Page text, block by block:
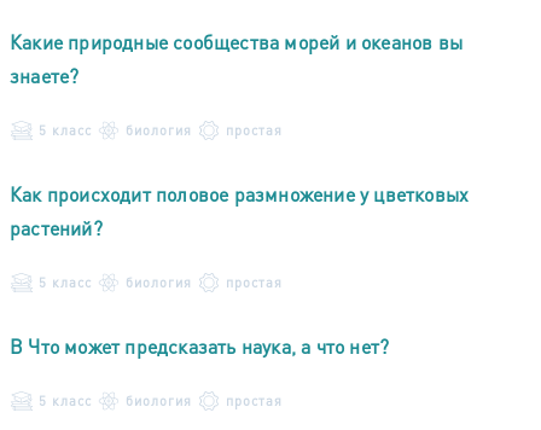
Какие природные сообщества морей и океанов вы
знаете?
5 класс биология простая
Как происходит половое размножение у цветковых
растений?
5 класс биология простая
В Что может предсказать наука, а что нет?
5 класс биология простая